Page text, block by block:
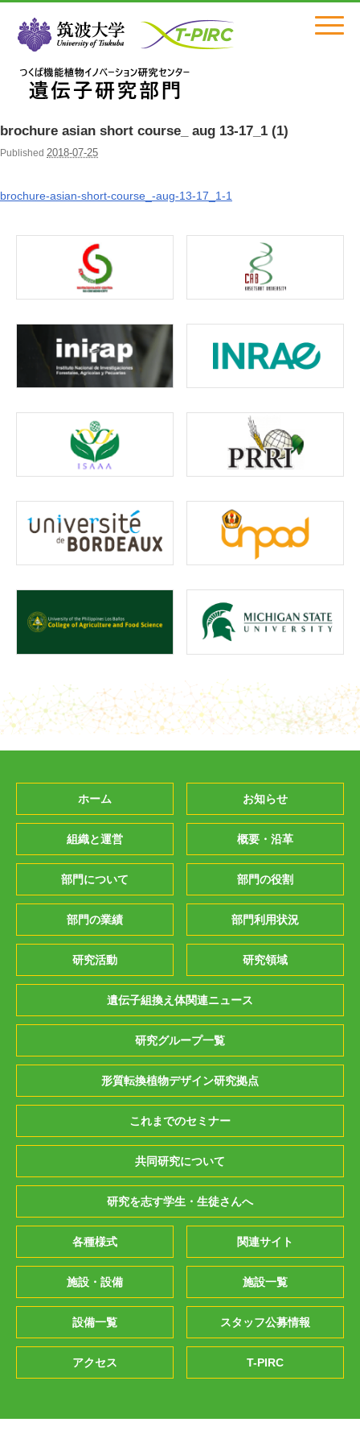
Click
brochure asian short course_ aug 13-17_1 (1)
Published 2018-07-25
brochure-asian-short-course_-aug-13-17_1-1
ホーム お知らせ
組織と運営 概要・沿革
部門について 部門の役割
部門の業績 部門利用状況
研究活動 研究領域
遺伝子組換え体関連ニュース
研究グループ一覧
形質転換植物デザイン研究拠点
これまでのセミナー
共同研究について
研究を志す学生・生徒さんへ
各種様式 関連サイト
施設・設備 施設一覧
設備一覧 スタッフ公募情報
アクセス T-PIRC